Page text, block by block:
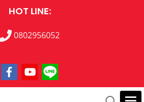
HOT LINE:
0802956052